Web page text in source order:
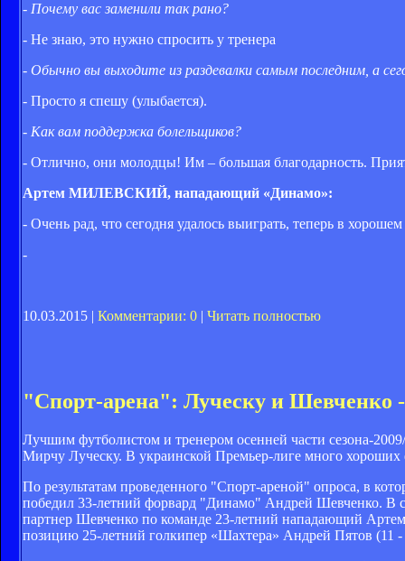
- Почему вас заменили так рано?
- Не знаю, это нужно спросить у тренера
- Обычно вы выходите из раздевалки самым последним, а
- Просто я спешу (улыбается).
- Как вам поддержка болельщиков?
- Отлично, они молодцы! Им – большая благодарность.
Артем МИЛЕВСКИЙ, нападающий «Динамо»:
- Очень рад, что сегодня удалось выиграть, теперь в
-
10.03.2015 | Комментарии: 0 | Читать полностью
"Спорт-арена": Луческу и Шевченко
Лучшим футболистом и тренером осенней части сезона-
Мирчу Луческу. В украинской Премьер-лиге много
По результатам проведенного "Спорт-ареной" опроса, в
победил 33-летний форвард "Динамо" Андрей Шевченко. В
партнер Шевченко по команде 23-летний нападающий
позицию 25-летний голкипер «Шахтера» Андрей Пятов (11 -